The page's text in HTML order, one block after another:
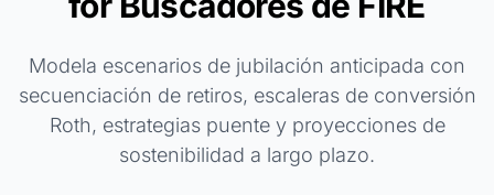
Modela escenarios de jubilación anticipada con
secuenciación de retiros, escaleras de conversión
Roth, estrategias puente y proyecciones de
sostenibilidad a largo plazo.